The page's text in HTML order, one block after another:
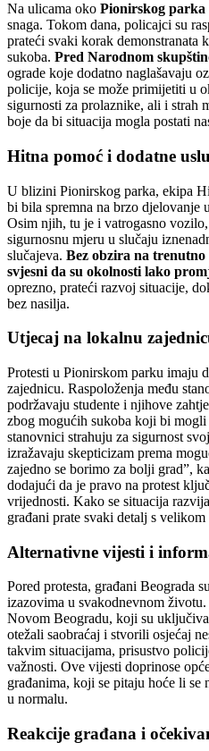
Na ulicama oko Pionirskog parka
snaga. Tokom dana, policajci su
prateći svaki korak demonstranata
sukoba. Pred Narodnom
ograde koje dodatno naglašavaju
policije, koja se može primijetiti u
sigurnosti za prolaznike, ali i strah
boje da bi situacija mogla postati
Hitna pomoć i dodatne
U blizini Pionirskog parka, ekipa
bi bila spremna na brzo djelovanje
Osim njih, tu je i vatrogasno
sigurnosnu mjeru u slučaju
slučajeva. Bez obzira na
svjesni da su okolnosti lako
oprezno, prateći razvoj situacije,
bez nasilja.
Utjecaj na lokalnu
Protesti u Pionirskom parku imaju
zajednicu. Raspoloženja među
podržavaju studente i njihove
zbog mogućih sukoba koji bi
stanovnici strahuju za sigurnost
izražavaju skepticizam prema
zajedno se borimo za bolji grad”,
dodajući da je pravo na protest
vrijednosti. Kako se situacija
građani prate svaki detalj s velikom
Alternativne vijesti i
Pored protesta, građani Beograda
izazovima u svakodnevnom
Novom Beogradu, koji su
otežali saobraćaj i stvorili osjećaj
takvim situacijama, prisustvo
važnosti. Ove vijesti doprinose
građanima, koji se pitaju hoće li
u normalu.
Reakcije građana i